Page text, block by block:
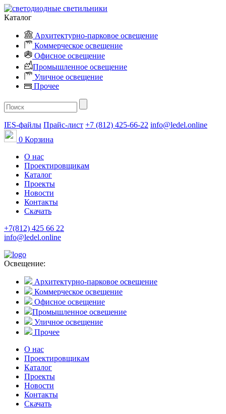
Каталог
Архитектурно-парковое освещение
Коммерческое освещение
Офисное освещение
Промышленное освещение
Уличное освещение
Прочее
IES-файлы Прайс-лист +7 (812) 425-66-22 info@ledel.online
0 Корзина
О нас
Проектировщикам
Каталог
Проекты
Новости
Контакты
Скачать
+7(812) 425 66 22
info@ledel.online
Освещение:
Архитектурно-парковое освещение
Коммерческое освещение
Офисное освещение
Промышленное освещение
Уличное освещение
Прочее
О нас
Проектировщикам
Каталог
Проекты
Новости
Контакты
Скачать